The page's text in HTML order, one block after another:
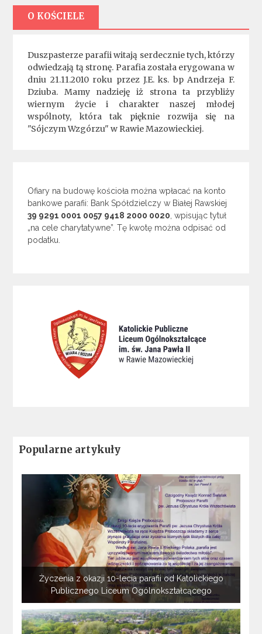
O KOŚCIELE
Duszpasterze parafii witają serdecznie tych, którzy
odwiedzają tą stronę. Parafia została erygowana w
dniu 21.11.2010 roku przez J.E. ks. bp Andrzeja F.
Dziuba. Mamy nadzieję iż strona ta przybliży
wiernym życie i charakter naszej młodej
wspólnoty, która tak pięknie rozwija się na
"Sójczym Wzgórzu" w Rawie Mazowieckiej.
Ofiary na budowę kościoła można wpłacać na konto
bankowe parafii: Bank Spółdzielczy w Białej Rawskiej
39 9291 0001 0057 9418 2000 0020, wpisując tytuł
„na cele charytatywne”. Tę kwotę można odpisać od
podatku.
Popularne artykuły
Życzenia z okazji 10-lecia parafii od Katolickiego
Publicznego Liceum Ogólnokształcącego